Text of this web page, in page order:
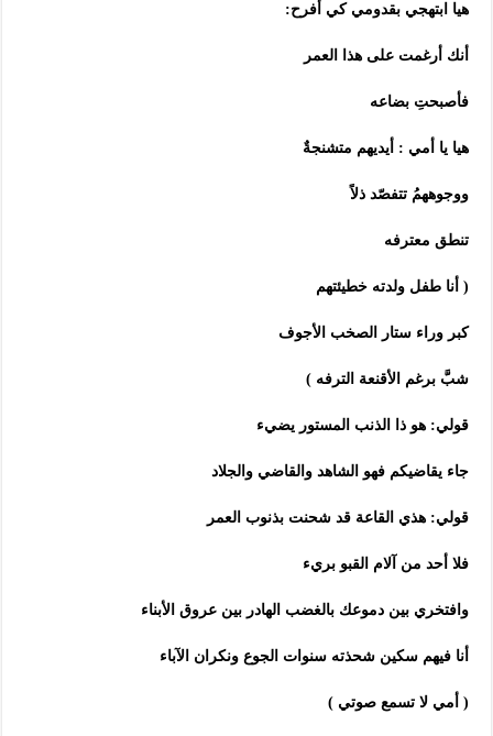
هيا ابتهجي بقدومي كي أفرح:
أنك أرغمت على هذا العمر
فأصبحتِ بضاعه
هيا يا أمي : أيديهم متشنجةٌ
ووجوههمُ تتفصّد ذلاً
تنطق معترفه
( أنا طفل ولدته خطيئتهم
كبر وراء ستار الصخب الأجوف
شبَّ برغم الأقنعة الترفه )
قولي: هو ذا الذنب المستور يضيء
جاء يقاضيكم فهو الشاهد والقاضي والجلاد
قولي: هذي القاعة قد شحنت بذنوب العمر
فلا أحد من آلام القبو بريء
وافتخري بين دموعك بالغضب الهادر بين عروق الأبناء
أنا فيهم سكين شحذته سنوات الجوع ونكران الآباء
( أمي لا تسمع صوتي )